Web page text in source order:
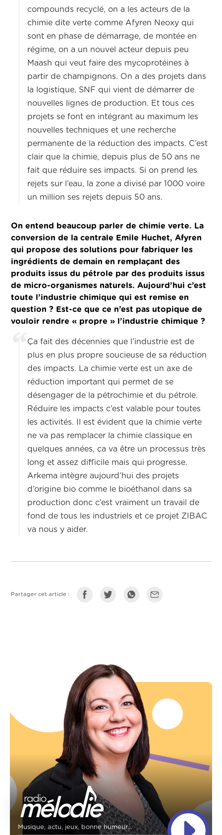
compounds recyclé, on a les acteurs de la
chimie dite verte comme Afyren Neoxy qui
sont en phase de démarrage, de montée en
régime, on a un nouvel acteur depuis peu
Maash qui veut faire des mycoprotéines à
partir de champignons. On a des projets dans
la logistique, SNF qui vient de démarrer de
nouvelles lignes de production. Et tous ces
projets se font en intégrant au maximum les
nouvelles techniques et une recherche
permanente de la réduction des impacts. C’est
clair que la chimie, depuis plus de 50 ans ne
fait que réduire ses impacts. Si on prend les
rejets sur l’eau, la zone a divisé par 1000 voire
un million ses rejets depuis 50 ans.
On entend beaucoup parler de chimie verte. La
conversion de la centrale Emile Huchet, Afyren
qui propose des solutions pour fabriquer les
ingrédients de demain en remplaçant des
produits issus du pétrole par des produits issus
de micro-organismes naturels. Aujourd’hui c’est
toute l’industrie chimique qui est remise en
question ? Est-ce que ce n’est pas utopique de
vouloir rendre « propre » l’industrie chimique ?
Ça fait des décennies que l’industrie est de
plus en plus propre soucieuse de sa réduction
des impacts. La chimie verte est un axe de
réduction important qui permet de se
désengager de la pétrochimie et du pétrole.
Réduire les impacts c’est valable pour toutes
les activités. Il est évident que la chimie verte
ne va pas remplacer la chimie classique en
quelques années, ça va être un processus très
long et assez difficile mais qui progresse.
Arkema intègre aujourd’hui des projets
d’origine bio comme le bioéthanol dans sa
production donc c’est vraiment un travail de
fond de tous les industriels et ce projet ZIBAC
va nous y aider.
Partager cet article :
Musique, actu, jeux, bonne humeur...